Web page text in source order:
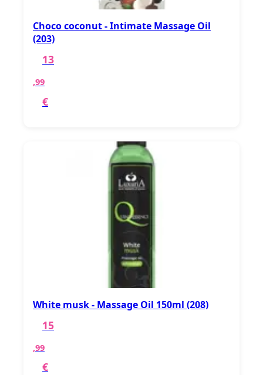
Choco coconut - Intimate Massage Oil
(203)
13
,99
€
White musk - Massage Oil 150ml (208)
15
,99
€